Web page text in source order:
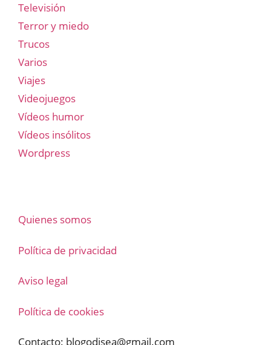
Televisión
Terror y miedo
Trucos
Varios
Viajes
Videojuegos
Vídeos humor
Vídeos insólitos
Wordpress
Quienes somos
Política de privacidad
Aviso legal
Política de cookies
Contacto: blogodisea@gmail.com